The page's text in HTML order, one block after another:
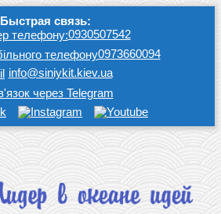
Быстрая связь:
0930507542
0973660094
info@siniykit.kiev.ua